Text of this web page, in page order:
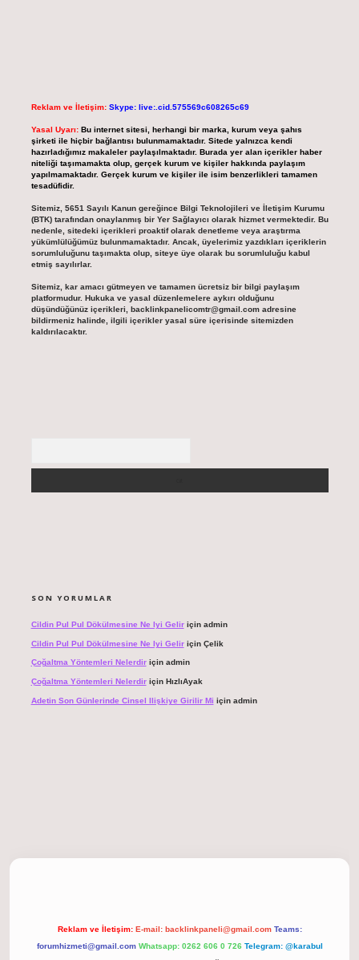
Reklam ve İletişim: Skype: live:.cid.575569c608265c69
Yasal Uyarı: Bu internet sitesi, herhangi bir marka, kurum veya şahıs
şirketi ile hiçbir bağlantısı bulunmamaktadır. Sitede yalnızca kendi
hazırladığımız makaleler paylaşılmaktadır. Burada yer alan içerikler haber
niteliği taşımamakta olup, gerçek kurum ve kişiler hakkında paylaşım
yapılmamaktadır. Gerçek kurum ve kişiler ile isim benzerlikleri tamamen
tesadüfidir.
Sitemiz, 5651 Sayılı Kanun gereğince Bilgi Teknolojileri ve İletişim Kurumu
(BTK) tarafından onaylanmış bir Yer Sağlayıcı olarak hizmet vermektedir. Bu
nedenle, sitedeki içerikleri proaktif olarak denetleme veya araştırma
yükümlülüğümüz bulunmamaktadır. Ancak, üyelerimiz yazdıkları içeriklerin
sorumluluğunu taşımakta olup, siteye üye olarak bu sorumluluğu kabul
etmiş sayılırlar.
Sitemiz, kar amacı gütmeyen ve tamamen ücretsiz bir bilgi paylaşım
platformudur. Hukuka ve yasal düzenlemelere aykırı olduğunu
düşündüğünüz içerikleri, backlinkpanelicomtr@gmail.comadresine
bildirmeniz halinde, ilgili içerikler yasal süre içerisinde sitemizden
kaldırılacaktır.
SON YORUMLAR
Cildin Pul Pul Dökülmesine Ne Iyi Geliriçin admin
Cildin Pul Pul Dökülmesine Ne Iyi Geliriçin Çelik
Çoğaltma Yöntemleri Nelerdiriçin admin
Çoğaltma Yöntemleri Nelerdiriçin HızlıAyak
Adetin Son Günlerinde Cinsel Ilişkiye Girilir Mi için admin
Reklam ve İletişim: E-mail: backlinkpaneli@gmail.com Teams:
forumhizmeti@gmail.com Whatsapp: 0262 606 0 726 Telegram: @karabul